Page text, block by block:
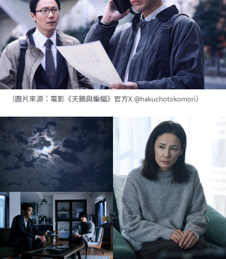
（圖片來源：電影《天鵝與蝙蝠》官方X @hakuchotokomori）